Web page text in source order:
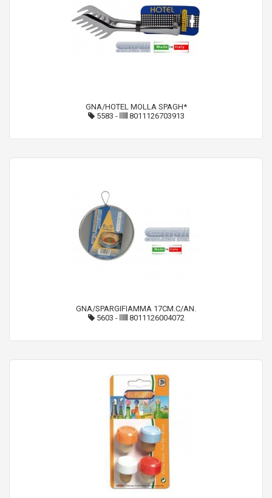
GNA/HOTEL MOLLA SPAGH*
5583 - 8011126703913
GNA/SPARGIFIAMMA 17CM.C/AN.
5603 - 8011126004072